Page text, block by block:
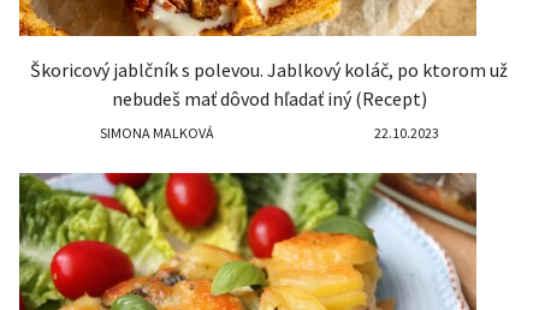
Škoricový jablčník s polevou. Jablkový koláč, po ktorom už
nebudeš mať dôvod hľadať iný (Recept)
SIMONA MALKOVÁ 22.10.2023